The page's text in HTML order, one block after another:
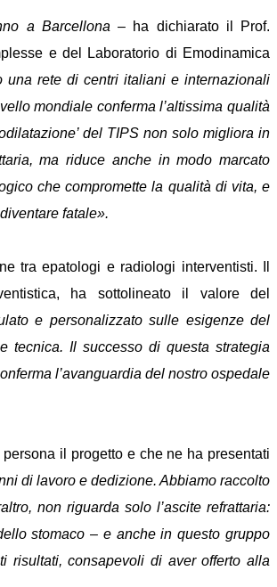
a Barcellona – ha dichiarato il Prof.
e del Laboratorio di Emodinamica
una rete di centri italiani e internazionali
mondiale conferma l’altissima qualità
del TIPS non solo migliora in
ma riduce anche in modo marcato
che compromette la qualità di vita, e
fatale».
tra epatologi e radiologi interventisti. Il
ha sottolineato il valore del
e personalizzato sulle esigenze del
tecnica. Il successo di questa strategia
l’avanguardia del nostro ospedale
il progetto e che ne ha presentati
di lavoro e dedizione. Abbiamo raccolto
non riguarda solo l’ascite refrattaria:
stomaco – e anche in questo gruppo
risultati, consapevoli di aver offerto alla